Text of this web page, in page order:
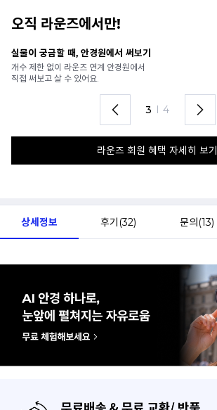
오직 라운즈에서만!
안경 렌즈 맞춤까지 한 번에
가까운 안경원으로 배송받아
렌즈 맞춤부터 피팅까지 편하게!
4 I 4
라운즈 회원 혜택 자세히 보기
상세정보 후기(32) 문의(13)